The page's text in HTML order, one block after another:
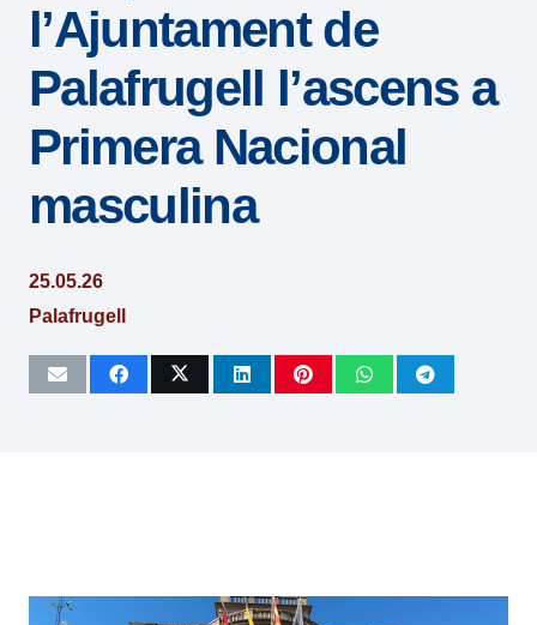
l’Ajuntament de
Palafrugell l’ascens a
Primera Nacional
masculina
25.05.26
Palafrugell